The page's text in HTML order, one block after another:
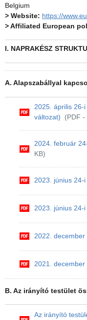
Belgium
> Website: https://
> Affiliated European
I. NAPRAKÉSZ
A. Alapszabállyal
2025. április 26-
változat)
(PDF -
2024. február
KB)
2023. június 24-
2023. június 24-
2022.
2021.
B. Az irányító testület
Az irányító